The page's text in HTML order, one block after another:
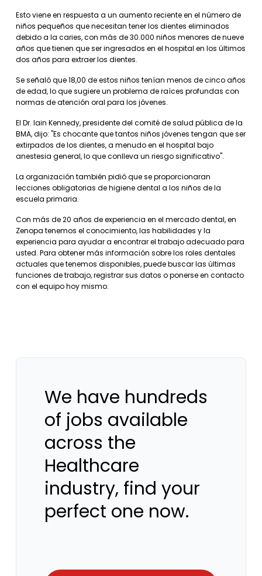
Esto viene en respuesta a un aumento reciente en el número de
niños pequeños que necesitan tener los dientes eliminados
debido a la caries, con más de 30.000 niños menores de nueve
años que tienen que ser ingresados ​​en el hospital en los últimos
dos años para extraer los dientes.
Se señaló que 18,00 de estos niños tenían menos de cinco años
de edad, lo que sugiere un problema de raíces profundas con
normas de atención oral para los jóvenes.
El Dr. Iain Kennedy, presidente del comité de salud pública de la
BMA, dijo: "Es chocante que tantos niños jóvenes tengan que ser
extirpados de los dientes, a menudo en el hospital bajo
anestesia general, lo que conlleva un riesgo significativo".
La organización también pidió que se proporcionaran
lecciones obligatorias de higiene dental a los niños de la
escuela primaria.
Con más de 20 años de experiencia en el mercado dental, en
Zenopa tenemos el conocimiento, las habilidades y la
experiencia para ayudar a encontrar el trabajo adecuado para
usted. Para obtener más información sobre los roles dentales
actuales que tenemos disponibles, puede buscar las últimas
funciones de trabajo, registrar sus datos o ponerse en contacto
con el equipo hoy mismo.
We have hundreds
of jobs available
across the
Healthcare
industry, find your
perfect one now.